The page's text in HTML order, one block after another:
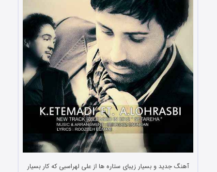
آهنگ جدید و بسیار زیبای ستاره ها از علی لهراسبی که کار بسیار